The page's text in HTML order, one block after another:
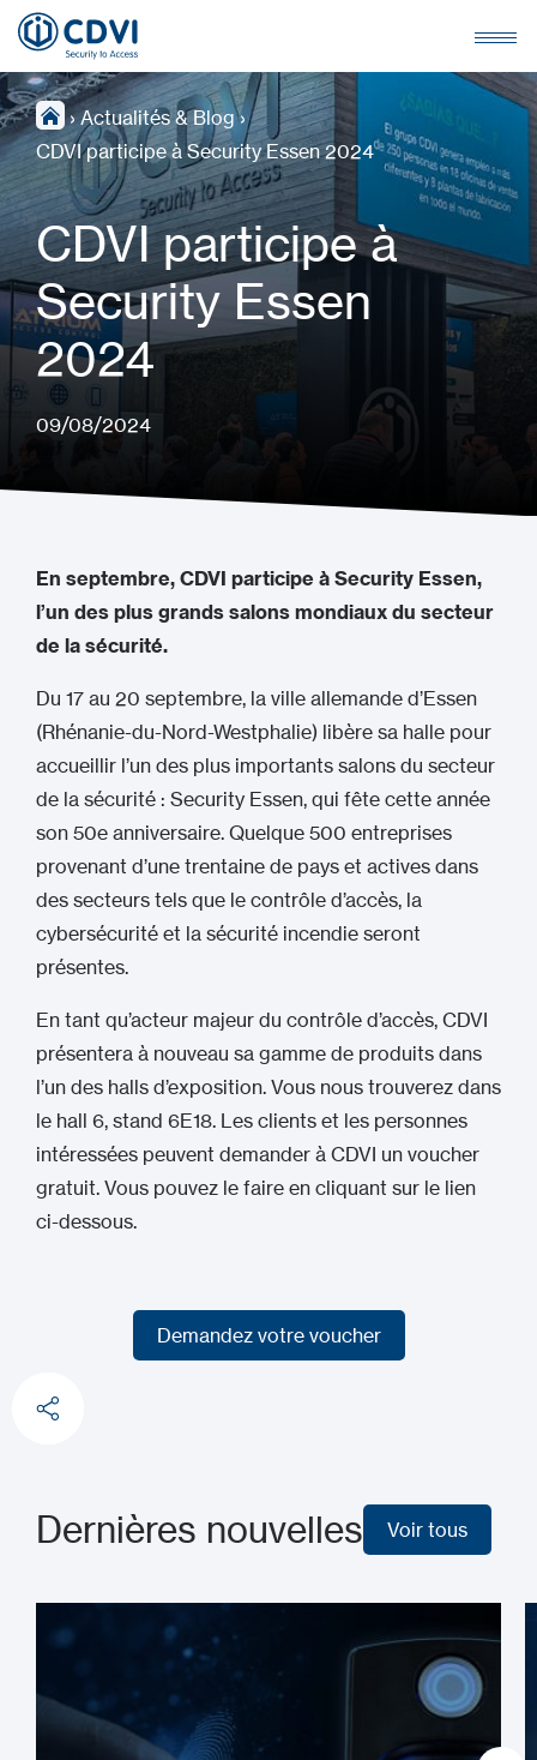
›Actualités & Blog›
CDVI participe à Security Essen 2024
CDVI participe à
Security Essen
2024
09/08/2024
En septembre, CDVI participe à Security Essen,
l’un des plus grands salons mondiaux du secteur
de la sécurité.
Du 17 au 20 septembre, la ville allemande d’Essen
(Rhénanie-du-Nord-Westphalie) libère sa halle pour
accueillir l’un des plus importants salons du secteur
de la sécurité : Security Essen, qui fête cette année
son 50e anniversaire. Quelque 500 entreprises
provenant d’une trentaine de pays et actives dans
des secteurs tels que le contrôle d’accès, la
cybersécurité et la sécurité incendie seront
présentes.
En tant qu’acteur majeur du contrôle d’accès, CDVI
présentera à nouveau sa gamme de produits dans
l’un des halls d’exposition. Vous nous trouverez dans
le hall 6, stand 6E18. Les clients et les personnes
intéressées peuvent demander à CDVI un voucher
gratuit. Vous pouvez le faire en cliquant sur le lien
ci-dessous.
Demandez votre voucher
Dernières nouvelles Voir tous